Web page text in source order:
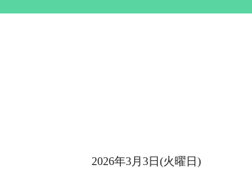
2026年3月3日(火曜日)